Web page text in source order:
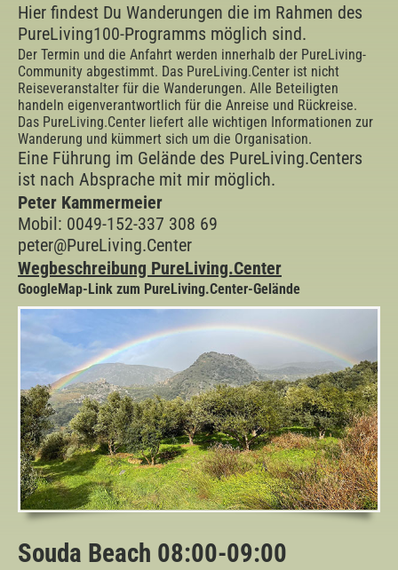
Hier findest Du Wanderungen die im Rahmen des
PureLiving100-Programms möglich sind.
Der Termin und die Anfahrt werden innerhalb der PureLiving-
Community abgestimmt. Das PureLiving.Center ist nicht
Reiseveranstalter für die Wanderungen. Alle Beteiligten
handeln eigenverantwortlich für die Anreise und Rückreise.
Das PureLiving.Center liefert alle wichtigen Informationen zur
Wanderung und kümmert sich um die Organisation.
Eine Führung im Gelände des PureLiving.Centers
ist nach Absprache mit mir möglich.
Peter Kammermeier
Mobil: 0049-152-337 308 69
peter@PureLiving.Center
Wegbeschreibung PureLiving.Center
GoogleMap-Link zum PureLiving.Center-Gelände
Souda Beach 08:00-09:00